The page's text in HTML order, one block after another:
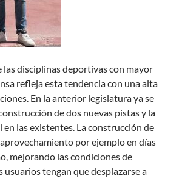
las disciplinas deportivas con mayor
refleja esta tendencia con una alta
En la anterior legislatura ya se
de dos nuevas pistas y la
las existentes. La construcción de
por ejemplo en días
mejorando las condiciones de
tengan que desplazarse a